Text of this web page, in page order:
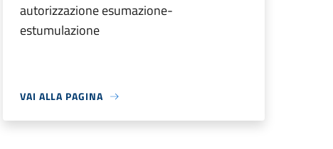
autorizzazione esumazione-
estumulazione
VAI ALLA PAGINA